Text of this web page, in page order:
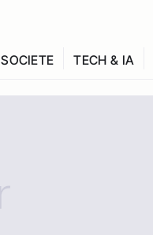
SOCIETE TECH & IA